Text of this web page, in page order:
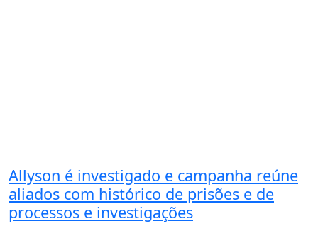
Allyson é investigado e campanha reúne
aliados com histórico de prisões e de
processos e investigações